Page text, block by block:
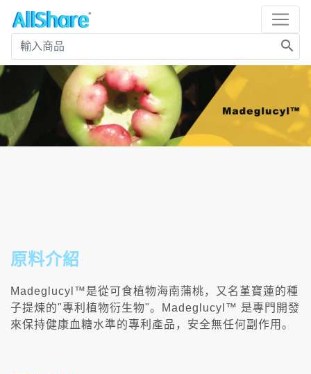
search
原料介紹
Madeglucyl™是從可食植物海南蒲桃，又名堇寶蓮的種
子提煉的"專利植物衍生物"。Madeglucyl™ 是專門開發
來保持健康血糖水準的專利產品，安全無任何副作用。